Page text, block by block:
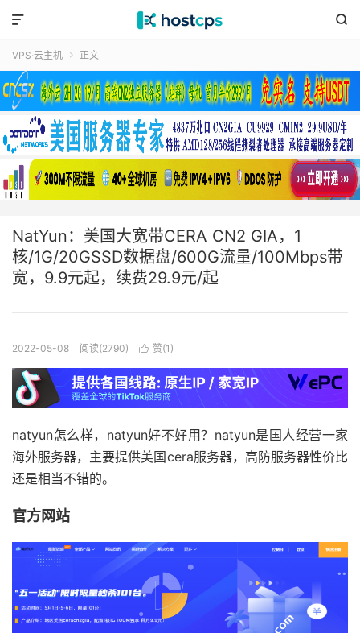


VPS·云主机  正文
NatYun：美国大宽带CERA CN2 GIA，1
核/1G/20GSSD数据盘/600G流量/100Mbps带
宽，9.9元起，续费29.9元/起
2022-05-08 阅读(2790)  赞(1 )
natyun怎么样，natyun好不好用？natyun是国人经营一家
海外服务器，主要提供美国cera服务器，高防服务器性价比
还是相当不错的。
官方网站